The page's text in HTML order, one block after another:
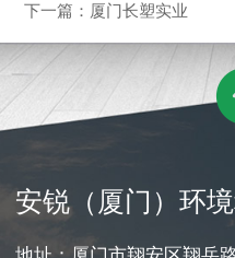
下一篇： 厦门长塑实业
安锐（厦门）环